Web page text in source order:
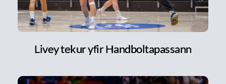
Livey tekur yfir Handboltapassann